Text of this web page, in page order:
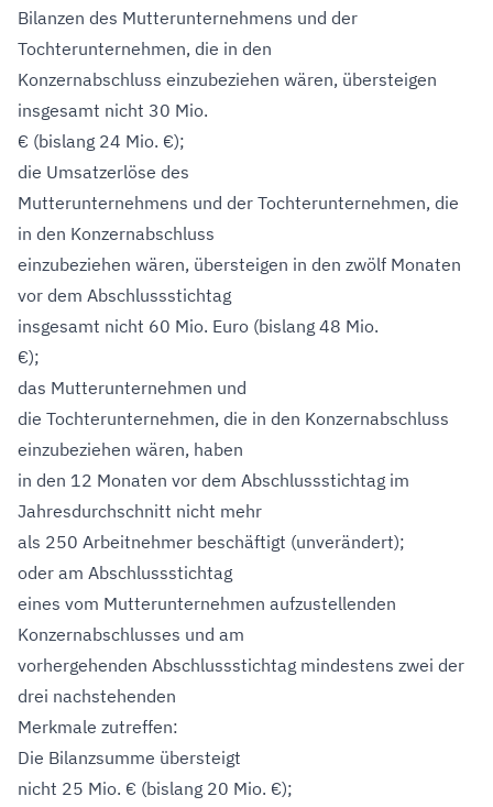
Bilanzen des Mutterunternehmens und der
Tochterunternehmen, die in den
Konzernabschluss einzubeziehen wären, übersteigen
insgesamt nicht 30 Mio.
€ (bislang 24 Mio. €);
die Umsatzerlöse des
Mutterunternehmens und der Tochterunternehmen, die
in den Konzernabschluss
einzubeziehen wären, übersteigen in den zwölf Monaten
vor dem Abschlussstichtag
insgesamt nicht 60 Mio. Euro (bislang 48 Mio.
€);
das Mutterunternehmen und
die Tochterunternehmen, die in den Konzernabschluss
einzubeziehen wären, haben
in den 12 Monaten vor dem Abschlussstichtag im
Jahresdurchschnitt nicht mehr
als 250 Arbeitnehmer beschäftigt (unverändert);
oder am Abschlussstichtag
eines vom Mutterunternehmen aufzustellenden
Konzernabschlusses und am
vorhergehenden Abschlussstichtag mindestens zwei der
drei nachstehenden
Merkmale zutreffen:
Die Bilanzsumme übersteigt
nicht 25 Mio. € (bislang 20 Mio. €);